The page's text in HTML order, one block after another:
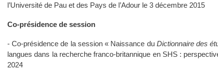
l’Université de Pau et des Pays de l’Adour le 3 décembre 2015
Co-présidence de session
- Co-présidence de la session « Naissance du Dictionnaire des
langues dans la recherche franco-britannique en SHS :
2024